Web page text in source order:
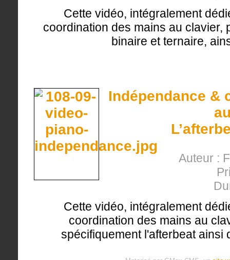
Cette vidéo, intégralement
coordination des mains au clavier,
binaire et ternaire,
Indépendance &
Auteur :
Cette vidéo, intégralement
coordination des mains au
spécifiquement l'afterbeat ainsi